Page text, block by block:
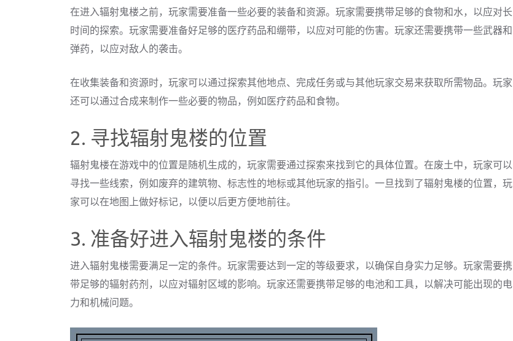
在进入辐射鬼楼之前，玩家需要准备一些必要的装备和资源。玩家需要携带足够的食物和水，以应对长
时间的探索。玩家需要准备好足够的医疗药品和绷带，以应对可能的伤害。玩家还需要携带一些武器和
弹药，以应对敌人的袭击。
在收集装备和资源时，玩家可以通过探索其他地点、完成任务或与其他玩家交易来获取所需物品。玩家
还可以通过合成来制作一些必要的物品，例如医疗药品和食物。
2. 寻找辐射鬼楼的位置
辐射鬼楼在游戏中的位置是随机生成的，玩家需要通过探索来找到它的具体位置。在废土中，玩家可以
寻找一些线索，例如废弃的建筑物、标志性的地标或其他玩家的指引。一旦找到了辐射鬼楼的位置，玩
家可以在地图上做好标记，以便以后更方便地前往。
3. 准备好进入辐射鬼楼的条件
进入辐射鬼楼需要满足一定的条件。玩家需要达到一定的等级要求，以确保自身实力足够。玩家需要携
带足够的辐射药剂，以应对辐射区域的影响。玩家还需要携带足够的电池和工具，以解决可能出现的电
力和机械问题。